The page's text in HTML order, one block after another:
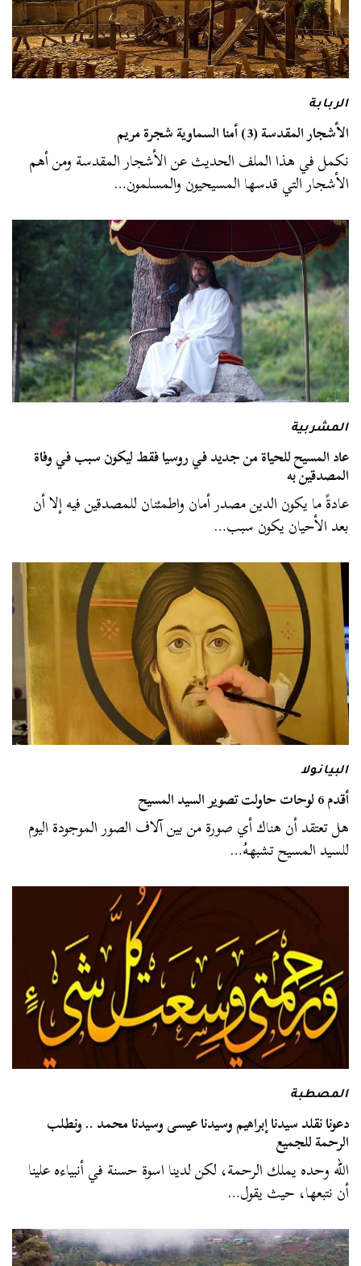
الربابة
الأشجار المقدسة (3) أمنا السماوية شجرة مريم
نكمل في هذا الملف الحديث عن الأشجار المقدسة ومن أهم
الأشجار التي قدسها المسيحيون والمسلمون…
المشربية
عاد المسيح للحياة من جديد في روسيا فقط ليكون سبب في وفاة
المصدقين به
عادةً ما يكون الدين مصدر أمان واطمئنان للمصدقين فيه إلا أن
بعد الأحيان يكون سبب…
البيانولا
أقدم 6 لوحات حاولت تصوير السيد المسيح
هل تعتقد أن هناك أي صورة من بين آلاف الصور الموجودة اليوم
للسيد المسيح تشبههُ…
المصطبة
دعونا نقلد سيدنا إبراهيم وسيدنا عيسى وسيدنا محمد .. ونطلب
الرحمة للجميع
الله وحده يملك الرحمة، لكن لدينا اسوة حسنة في أنبياءه علينا
أن نتبعها، حيث يقول…